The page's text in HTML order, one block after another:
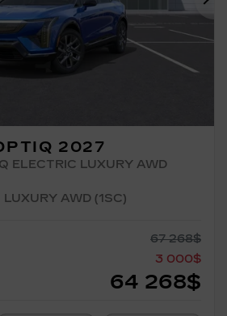
2027
ELECTRIC LUXURY AWD
AWD (1SC)
67 268$
3 000$
64 268$